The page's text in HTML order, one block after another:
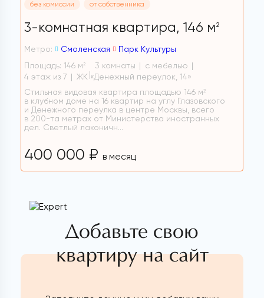
без комиссии от собственника
3-комнатная квартира, 146 м2
Метро: Смоленская
Парк Культуры
Площадь: 146 м 2 3 комнаты
с мебелью
4 этаж из 7
ЖК «Денежный переулок, 14»
Стильная видовая квартира площадью 146 м²
в клубном доме на 16 квартир на углу Глазовского
и Денежного переулка в центре Москвы, всего
в 200-та метрах от Министерства иностранных
дел. Светлый лаконичн...
400 000 ₽ в месяц
Добавьте свою
квартиру на сайт